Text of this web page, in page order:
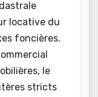
locative du
foncières.
le
stricts